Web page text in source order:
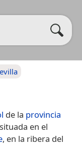
de la provincia
en el
, en la ribera del